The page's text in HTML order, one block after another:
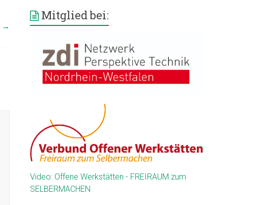
→
Mitglied bei:
Video: Offene Werkstätten - FREIRAUM zum
SELBERMACHEN